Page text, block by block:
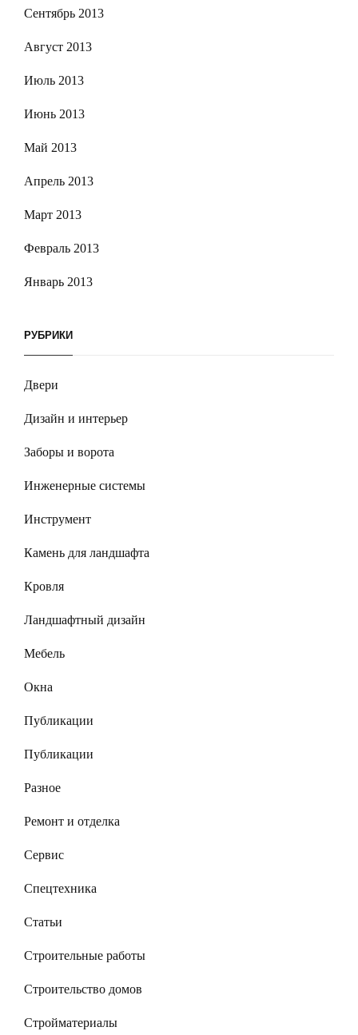
Сентябрь 2013
Август 2013
Июль 2013
Июнь 2013
Май 2013
Апрель 2013
Март 2013
Февраль 2013
Январь 2013
РУБРИКИ
Двери
Дизайн и интерьер
Заборы и ворота
Инженерные системы
Инструмент
Камень для ландшафта
Кровля
Ландшафтный дизайн
Мебель
Окна
Публикации
Публикации
Разное
Ремонт и отделка
Сервис
Спецтехника
Статьи
Строительные работы
Строительство домов
Стройматериалы